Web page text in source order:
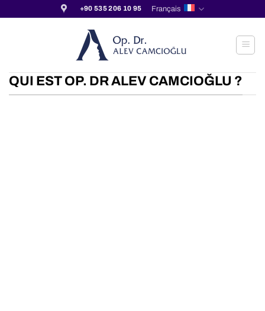
+90 535 206 10 95 Français
QUI EST OP. DR ALEV CAMCIOĞLU ?